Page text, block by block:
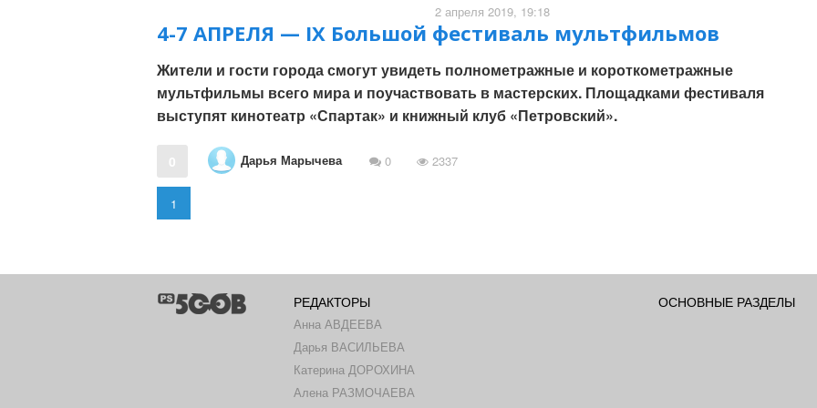
2 апреля 2019, 19:18
4-7 АПРЕЛЯ — IX Большой фестиваль мультфильмов
Жители и гости города смогут увидеть полнометражные и короткометражные
мультфильмы всего мира и поучаствовать в мастерских. Площадками фестиваля
выступят кинотеатр «Спартак» и книжный клуб «Петровский».
0 Дарья Марычева 0 2337
1
РЕДАКТОРЫ
Анна АВДЕЕВА
Дарья ВАСИЛЬЕВА
Катерина ДОРОХИНА
Алена РАЗМОЧАЕВА
ОСНОВНЫЕ РАЗДЕЛЫ